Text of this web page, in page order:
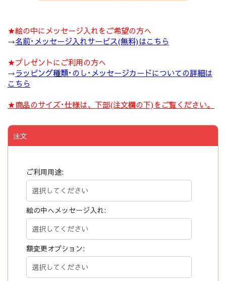
★絵の中にメッセージ入れをご希望の方へ
→名前･メッセージ入れサービス(無料)はこちら
★プレゼントにご利用の方へ
→ラッピング種類･のし･メッセージカードについての詳細は
こちら
★商品のサイズ･仕様は、下部(注文欄の下)をご覧ください。
注文
ご利用用途:
絵の中へメッセージ入れ:
額変更オプション: